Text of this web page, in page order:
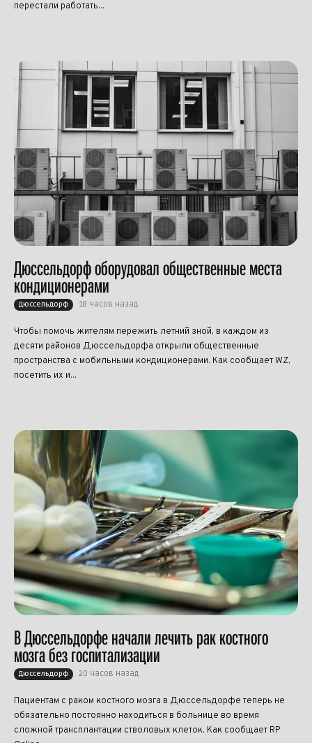
перестали работать...
Дюссельдорф оборудовал общественные места
кондиционерами
Дюссельдорф 18 часов назад
Чтобы помочь жителям пережить летний зной, в каждом из
десяти районов Дюссельдорфа открыли общественные
пространства с мобильными кондиционерами. Как сообщает WZ,
посетить их и...
В Дюссельдорфе начали лечить рак костного
мозга без госпитализации
Дюссельдорф 20 часов назад
Пациентам с раком костного мозга в Дюссельдорфе теперь не
обязательно постоянно находиться в больнице во время
сложной трансплантации стволовых клеток. Как сообщает RP